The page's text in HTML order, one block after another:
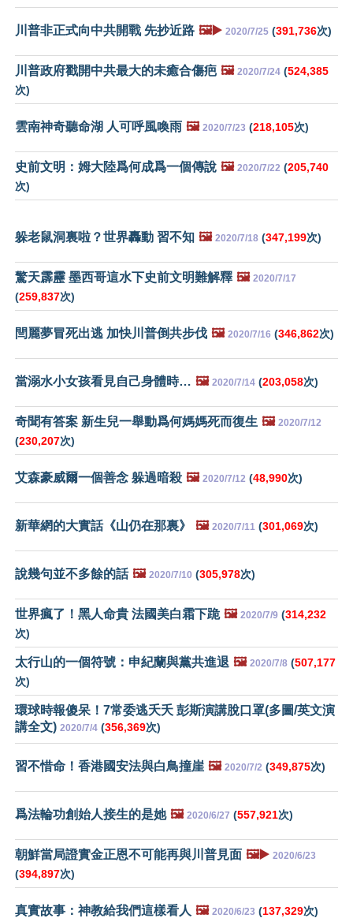
川普非正式向中共開戰 先抄近路 🖼️▶️ 2020/7/25 (391,736次)
川普政府戳開中共最大的未癒合傷疤 🖼️ 2020/7/24 (524,385
次)
雲南神奇聽命湖 人可呼風喚雨 🖼️ 2020/7/23 (218,105次)
史前文明：姆大陸爲何成爲一個傳說 🖼️ 2020/7/22 (205,740
次)
躲老鼠洞裏啦？世界轟動 習不知 🖼️ 2020/7/18 (347,199次)
驚天霹靂 墨西哥這水下史前文明難解釋 🖼️ 2020/7/17
(259,837次)
閆麗夢冒死出逃 加快川普倒共步伐 🖼️ 2020/7/16 (346,862次)
當溺水小女孩看見自己身體時… 🖼️ 2020/7/14 (203,058次)
奇聞有答案 新生兒一舉動爲何媽媽死而復生 🖼️ 2020/7/12
(230,207次)
艾森豪威爾一個善念 躲過暗殺 🖼️ 2020/7/12 (48,990次)
新華網的大實話《山仍在那裏》 🖼️ 2020/7/11 (301,069次)
說幾句並不多餘的話 🖼️ 2020/7/10 (305,978次)
世界瘋了！黑人命貴 法國美白霜下跪 🖼️ 2020/7/9 (314,232
次)
太行山的一個符號：申紀蘭與黨共進退 🖼️ 2020/7/8 (507,177
次)
環球時報傻呆！7常委逃夭夭 彭斯演講脫口罩(多圖/英文演
講全文) 2020/7/4 (356,369次)
習不惜命！香港國安法與白鳥撞崖 🖼️ 2020/7/2 (349,875次)
爲法輪功創始人接生的是她 🖼️ 2020/6/27 (557,921次)
朝鮮當局證實金正恩不可能再與川普見面 🖼️▶️ 2020/6/23
(394,897次)
真實故事：神教給我們這樣看人 🖼️ 2020/6/23 (137,329次)